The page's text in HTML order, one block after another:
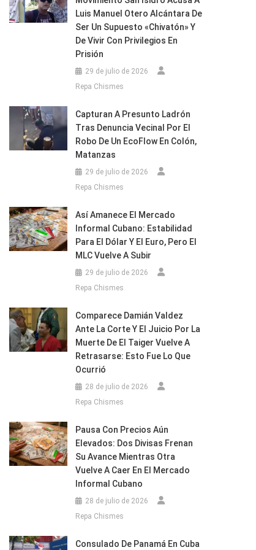
Luis Manuel Otero Alcántara De
Ser Un Supuesto «chivatón» Y
De Vivir Con Privilegios En
Prisión
29 de julio de 2026
Repa Chismes
Capturan A Presunto Ladrón
Tras Denuncia Vecinal Por El
Robo De Un EcoFlow En Colón,
Matanzas
29 de julio de 2026
Repa Chismes
Así Amanece El Mercado
Informal Cubano: Estabilidad
Para El Dólar Y El Euro, Pero El
MLC Vuelve A Subir
29 de julio de 2026
Repa Chismes
Comparece Damián Valdez
Ante La Corte Y El Juicio Por La
Muerte De El Taiger Vuelve A
Retrasarse: Esto Fue Lo Que
Ocurrió
28 de julio de 2026
Repa Chismes
Pausa Con Precios Aún
Elevados: Dos Divisas Frenan
Su Avance Mientras Otra
Vuelve A Caer En El Mercado
Informal Cubano
28 de julio de 2026
Repa Chismes
Consulado De Panamá En Cuba